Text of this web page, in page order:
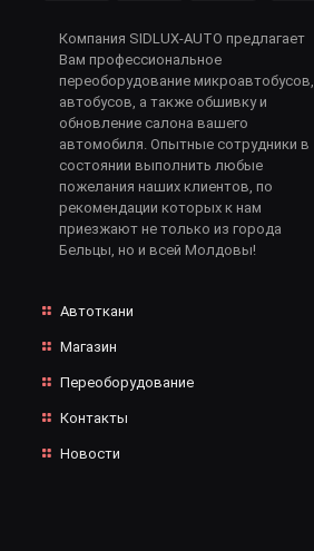
Компания SIDLUX-AUTO предлагает
Вам профессиональное
переоборудование микроавтобусов,
автобусов, а также обшивку и
обновление салона вашего
автомобиля. Опытные сотрудники в
состоянии выполнить любые
пожелания наших клиентов, по
рекомендации которых к нам
приезжают не только из города
Бельцы, но и всей Молдовы!
Автоткани
Магазин
Переоборудование
Контакты
Новости